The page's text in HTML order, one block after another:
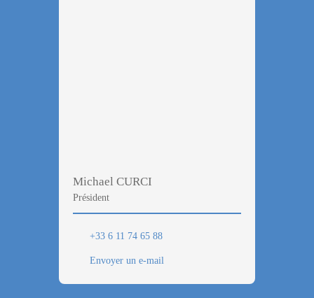
Michael CURCI
Président
+33 6 11 74 65 88
Envoyer un e-mail